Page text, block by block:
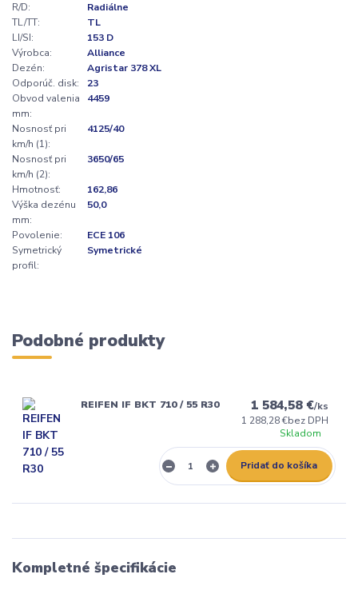
R/D:
Radiálne
TL/TT:
TL
LI/SI:
153 D
Výrobca:
Alliance
Dezén:
Agristar 378 XL
Odporúč. disk:
23
Obvod valenia
mm:
4459
Nosnosť pri
km/h (1):
4125/40
Nosnosť pri
km/h (2):
3650/65
Hmotnosť:
162,86
Výška dezénu
mm:
50,0
Povolenie:
ECE 106
Symetrický
profil:
Symetrické
Podobné produkty
REIFEN IF BKT 710 / 55 R30 1 584,58 €/ks
1 288,28 €bez DPH
Skladom
Pridať do košíka
Kompletné špecifikácie